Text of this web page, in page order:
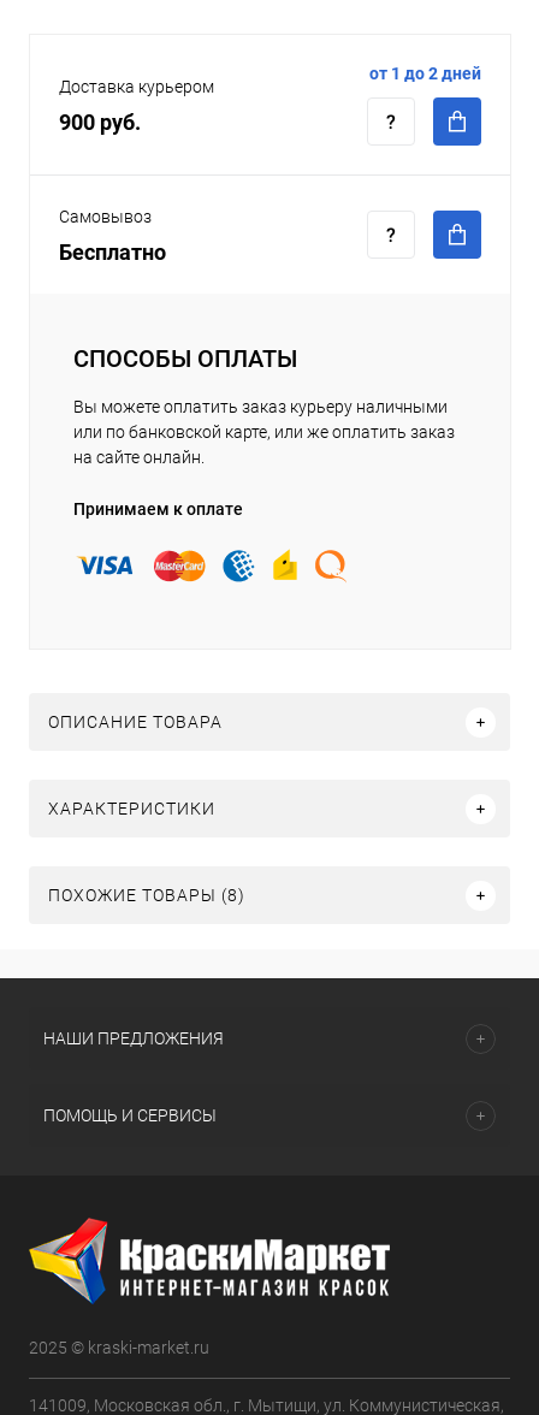
Доставка курьером
900 руб.
от 1 до 2 дней
Самовывоз
Бесплатно
СПОСОБЫ ОПЛАТЫ
Вы можете оплатить заказ курьеру наличными
или по банковской карте, или же оплатить заказ
на сайте онлайн.
Принимаем к оплате
ОПИСАНИЕ ТОВАРА
ХАРАКТЕРИСТИКИ
ПОХОЖИЕ ТОВАРЫ (8)
НАШИ ПРЕДЛОЖЕНИЯ
ПОМОЩЬ И СЕРВИСЫ
2025 © kraski-market.ru
141009, Московская обл., г. Мытищи, ул. Коммунистическая,